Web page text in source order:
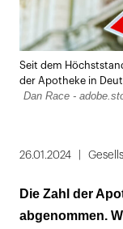
Seit dem
der Apotheke in
Dan Race -
26.01.2024
Die Zahl der
abgenommen.